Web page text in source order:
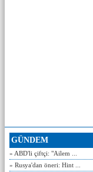
GÜNDEM
» ABD'li çiftçi: "Ailem ...
» Rusya'dan öneri: Hint ...